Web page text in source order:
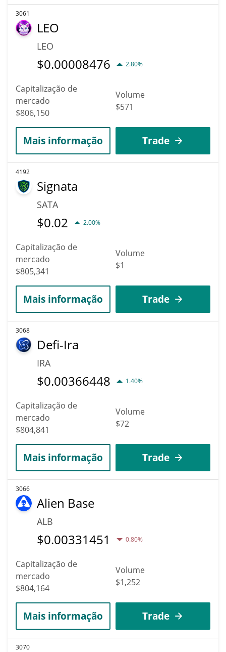
3061
LEO
LEO
$0.00008476 2.80%
Capitalização de
mercado
$806,150
Volume
$571
Mais informação Trade
4192
Signata
SATA
$0.02 2.00%
Capitalização de
mercado
$805,341
Volume
$1
Mais informação Trade
3068
Defi-Ira
IRA
$0.00366448 1.40%
Capitalização de
mercado
$804,841
Volume
$72
Mais informação Trade
3066
Alien Base
ALB
$0.00331451 0.80%
Capitalização de
mercado
$804,164
Volume
$1,252
Mais informação Trade
3070